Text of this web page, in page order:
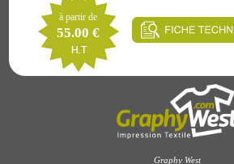
à partir de
55.00 €
Graphy West